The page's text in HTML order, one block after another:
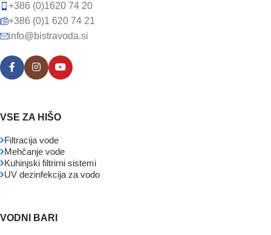
+386 (0)1620 74 20
+386 (0)1 620 74 21
info@bistravoda.si
VSE ZA HIŠO
Filtracija vode
Mehčanje vode
Kuhinjski filtrirni sistemi
UV dezinfekcija za vodo
VODNI BARI